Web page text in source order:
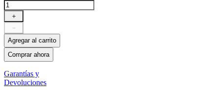
＋
－
Agregar al carrito
Comprar ahora
Garantías y
Devoluciones